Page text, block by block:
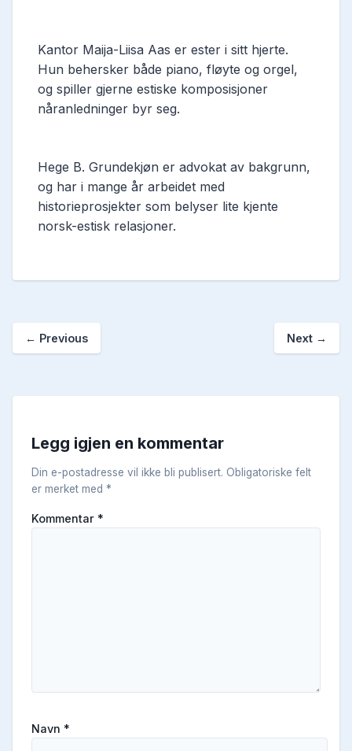
Kantor Maija-Liisa Aas er ester i sitt hjerte.
Hun behersker både piano, fløyte og orgel,
og spiller gjerne estiske komposisjoner
nåranledninger byr seg.
Hege B. Grundekjøn er advokat av bakgrunn,
og har i mange år arbeidet med
historieprosjekter som belyser lite kjente
norsk-estisk relasjoner.
← Previous Next →
Legg igjen en kommentar
Din e-postadresse vil ikke bli publisert. Obligatoriske felt
er merket med *
Kommentar *
Navn *